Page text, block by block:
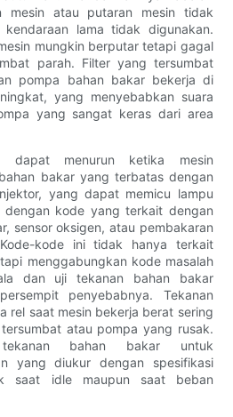
mesin atau putaran mesin tidak
lama tidak digunakan.
mungkin berputar tetapi gagal
parah. Filter yang tersumbat
pompa bahan bakar bekerja di
yang menyebabkan suara
yang sangat keras dari area
dapat menurun ketika mesin
bakar yang terbatas dengan
yang dapat memicu lampu
dengan kode yang terkait dengan
sensor oksigen, atau pembakaran
kode ini tidak hanya terkait
menggabungkan kode masalah
dan uji tekanan bahan bakar
penyebabnya. Tekanan
rel saat mesin bekerja berat sering
atau pompa yang rusak.
bahan bakar untuk
yang diukur dengan spesifikasi
saat idle maupun saat beban